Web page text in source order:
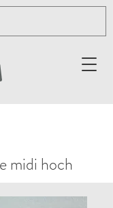
midi hoch